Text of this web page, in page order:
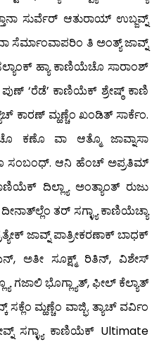
ಸುರ್ವೆರ್ ಆತುರಾಯ್ ಉಬ್ಜವ್ನ್
ತಿ ಅಂತ್ಯ್ ಜಾವ್ನ್
ಹ್ಯಾ ಕಾಣಿಯೆಚೊ ಸಾರಾಂಶ್
‘ರೆಡೆ’ ಕಾಣಿಯೆಕ್ ಶ್ರೇಷ್ಠ್ ಕಾಣಿ
ಕಾರಣ್ ಮ್ಹಣ್ಚೆಂ ಖಂಡಿತ್ ಸಾರ್ಕೆಂ.
ಕಣೊ ವಾ ಆತ್ಮೊ ಜಾವ್ನಾಸಾ
ಸಂಬಂಧ್. ಆನಿ ಹೆಂಚ್ ಅಪ್ರತಿಮ್
ದಿಲ್ಲ್ಯಾ ಅಂತ್ಯಾಂತ್ ರುಜು
ತರ್ ಸಗ್ಳ್ಯಾ ಕಾಣಿಯೆಚ್ಯಾ
ಜಾವ್ನ್ ಪಾತ್ರೀಕರಣಾಕ್ ಬಾಧಕ್
ಅತೀ ಸೂಕ್ಷ್ಮ್ ರಿತಿನ್, ವಿಶೇಸ್
ಗಜಾಲಿ ಭೊಗ್ಲ್ಯಾತ್, ಫೀಲ್ ಕೆಲ್ಯಾತ್
ಮ್ಹಣ್ಚೆಂ ವಾಜ್ಭಿ. ತ್ಯಾಚ್ ವರ್ವಿಂ
ಸಗ್ಳ್ಯಾ ಕಾಣಿಯೆಕ್ Ultimate